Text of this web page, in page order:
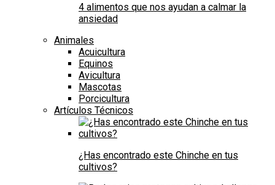
4 alimentos que nos ayudan a calmar la
ansiedad
Animales
Acuicultura
Equinos
Avicultura
Mascotas
Porcicultura
Artículos Técnicos
¿Has encontrado este Chinche en tus
cultivos?